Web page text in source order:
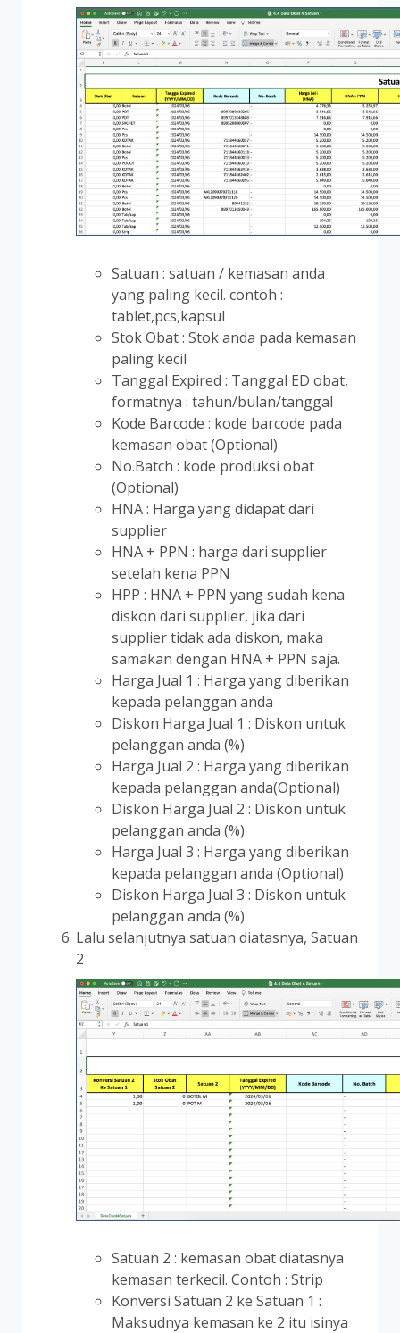
Satuan : satuan / kemasan anda
yang paling kecil. contoh :
tablet,pcs,kapsul
Stok Obat : Stok anda pada kemasan
paling kecil
Tanggal Expired : Tanggal ED obat,
formatnya : tahun/bulan/tanggal
Kode Barcode : kode barcode pada
kemasan obat (Optional)
No.Batch : kode produksi obat
(Optional)
HNA : Harga yang didapat dari
supplier
HNA + PPN : harga dari supplier
setelah kena PPN
HPP : HNA + PPN yang sudah kena
diskon dari supplier, jika dari
supplier tidak ada diskon, maka
samakan dengan HNA + PPN saja.
Harga Jual 1 : Harga yang diberikan
kepada pelanggan anda
Diskon Harga Jual 1 : Diskon untuk
pelanggan anda (%)
Harga Jual 2 : Harga yang diberikan
kepada pelanggan anda(Optional)
Diskon Harga Jual 2 : Diskon untuk
pelanggan anda (%)
Harga Jual 3 : Harga yang diberikan
kepada pelanggan anda (Optional)
Diskon Harga Jual 3 : Diskon untuk
pelanggan anda (%)
Lalu selanjutnya satuan diatasnya, Satuan
2
Satuan 2 : kemasan obat diatasnya
kemasan terkecil. Contoh : Strip
Konversi Satuan 2 ke Satuan 1 :
Maksudnya kemasan ke 2 itu isinya